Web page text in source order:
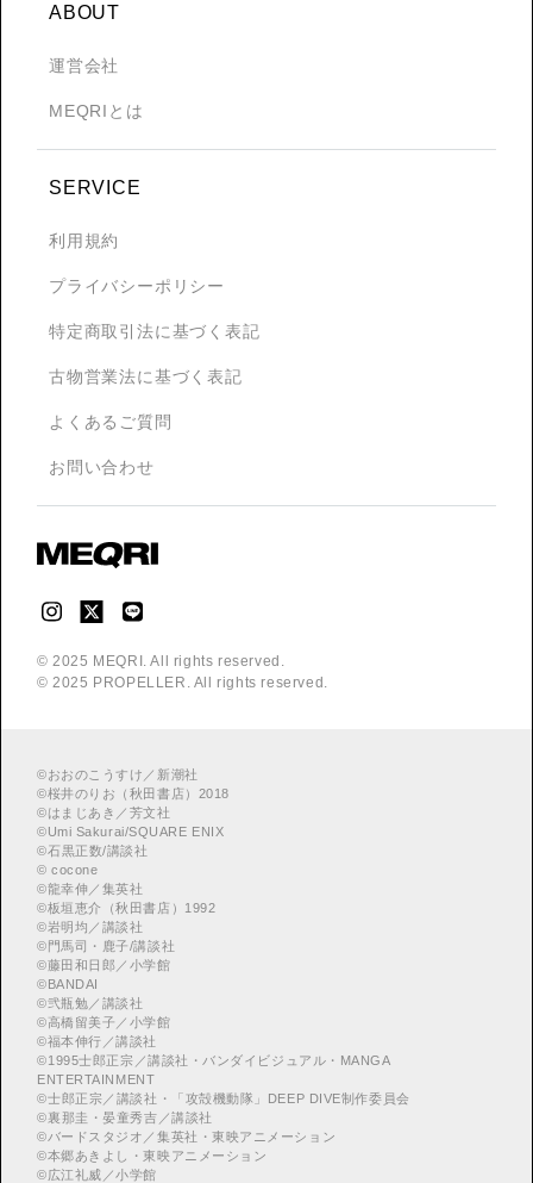
© 2025 MEQRI. All rights reserved.
© 2025 PROPELLER. All rights reserved.
ABOUT
運営会社
MEQRIとは
SERVICE
利用規約
プライバシーポリシー
特定商取引法に基づく表記
古物営業法に基づく表記
よくあるご質問
お問い合わせ
©おおのこうすけ／新潮社
©桜井のりお（秋田書店）2018
©はまじあき／芳文社
©Umi Sakurai/SQUARE ENIX
©︎石黒正数/講談社
© cocone
©龍幸伸／集英社
©板垣恵介（秋田書店）1992
©岩明均／講談社
©門馬司・鹿子/講談社
©藤田和日郎／小学館
©BANDAI
©弐瓶勉／講談社
©高橋留美子／小学館
©福本伸行／講談社
©︎1995士郎正宗／講談社・バンダイビジュアル・MANGA
ENTERTAINMENT
©︎士郎正宗／講談社・「攻殻機動隊」DEEP DIVE制作委員会
©︎裏那圭・晏童秀吉／講談社
©バードスタジオ／集英社・東映アニメーション
©本郷あきよし・東映アニメーション
©広江礼威／小学館